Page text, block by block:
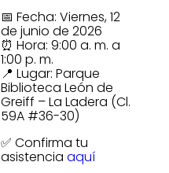
📅 Fecha: Viernes, 12
de junio de 2026
⏰ Hora: 9:00 a. m. a
1:00 p. m.
📍 Lugar: Parque
Biblioteca León de
Greiff – La Ladera (Cl.
59A #36-30)
✅ Confirma tu
asistencia aquí